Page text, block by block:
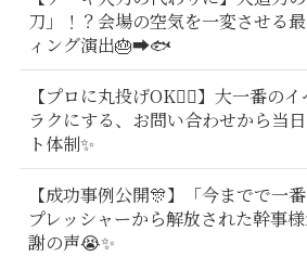
刀」！？会場の空気を一変させる
ィング演出🎂➡️🐟
【プロに丸投げOK🙆‍♂️】大一番の
ラクにする、お問い合わせから当
ト体制✨
【成功事例公開🎊】「今までで一
プレッシャーから解放された幹事
謝の声😭✨